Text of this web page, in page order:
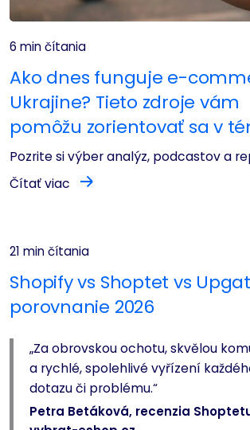
6 min čítania
Ako dnes funguje e-
Ukrajine? Tieto zdroje vám
pomôžu zorientovať sa v
Pozrite si výber analýz, podcastov a
Čítať viac
21 min čítania
Shopify vs Shoptet vs
porovnanie 2026
„Za obrovskou ochotu, skvělou
a rychlé, spolehlivé vyřízení
dotazu či problému.“
Petra Betáková, recenzia